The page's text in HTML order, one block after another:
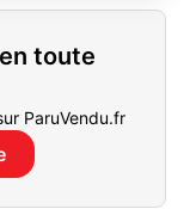
toute
ParuVendu.fr